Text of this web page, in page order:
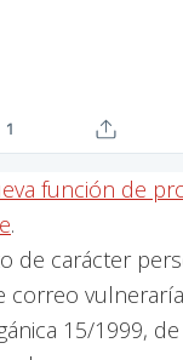
función de
.
de carácter
correo
15/1999,